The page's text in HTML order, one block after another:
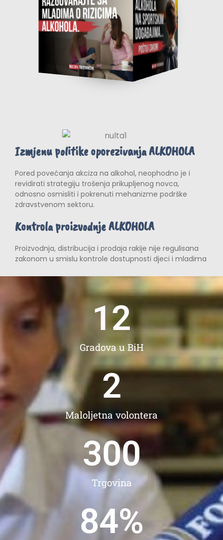
Izmjenu politike oporezivanja ALKOHOLA
Pored povećanja akciza na alkohol, neophodno je i
revidirati strategiju trošenja prikupljenog novca,
odnosno osmisliti i pokrenuti mehanizme podrške
zdravstvenom sektoru.
Kontrola proizvodnje ALKOHOLA
Proizvodnja, distribucija i prodaja rakije nije regulisana
zakonom u smislu kontrole dostupnosti djeci i mladima
Gradova u BiH
12
Maloljetna volontera
2
Trgovina
300
84%